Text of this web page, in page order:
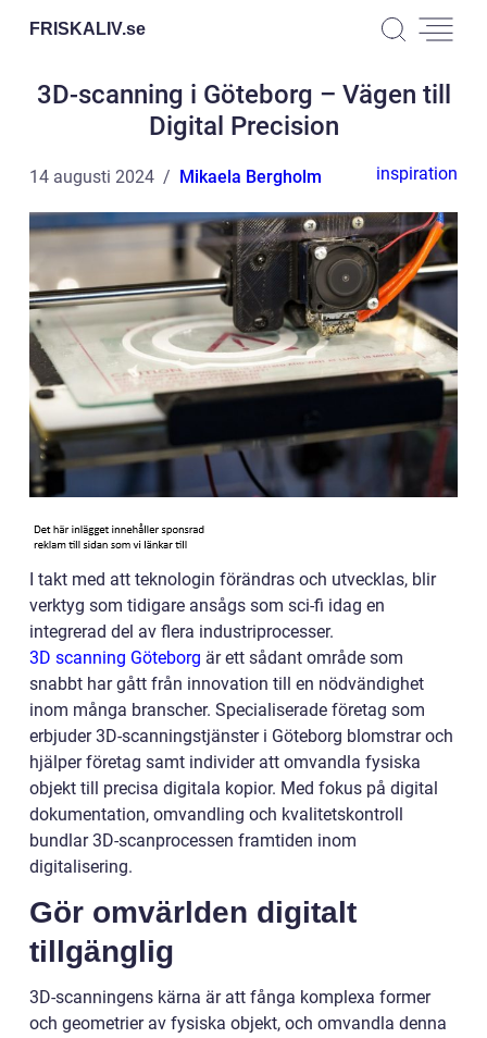
FRISKALIV.se
3D-scanning i Göteborg – Vägen till
Digital Precision
14 augusti 2024 Mikaela Bergholm inspiration
I takt med att teknologin förändras och utvecklas, blir
verktyg som tidigare ansågs som sci-fi idag en
integrerad del av flera industriprocesser.
3D scanning Göteborg är ett sådant område som
snabbt har gått från innovation till en nödvändighet
inom många branscher. Specialiserade företag som
erbjuder 3D-scanningstjänster i Göteborg blomstrar och
hjälper företag samt individer att omvandla fysiska
objekt till precisa digitala kopior. Med fokus på digital
dokumentation, omvandling och kvalitetskontroll
bundlar 3D-scanprocessen framtiden inom
digitalisering.
Gör omvärlden digitalt
tillgänglig
3D-scanningens kärna är att fånga komplexa former
och geometrier av fysiska objekt, och omvandla denna